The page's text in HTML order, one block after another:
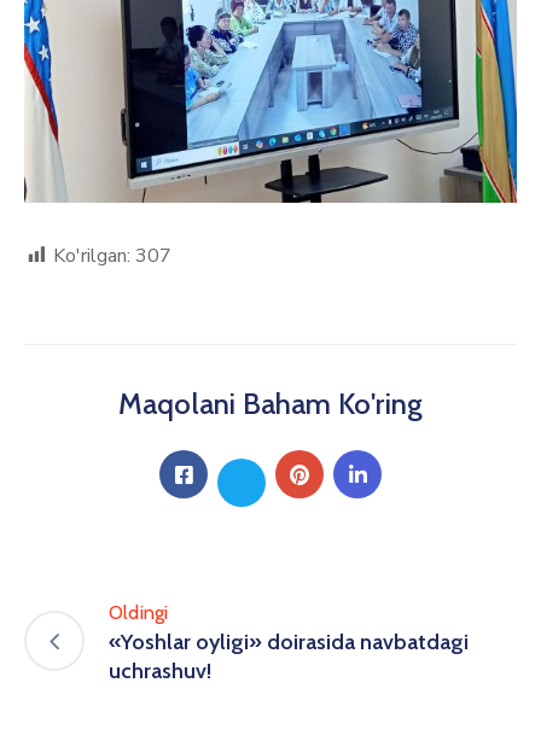
Ko'rilgan: 307
Maqolani Baham Ko'ring
Oldingi
«Yoshlar oyligi» doirasida navbatdagi
uchrashuv!